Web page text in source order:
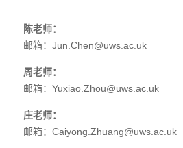
陈老师：
邮箱：Jun.Chen@uws.ac.uk
周老师：
邮箱：Yuxiao.Zhou@uws.ac.uk
庄老师：
邮箱：Caiyong.Zhuang@uws.ac.uk